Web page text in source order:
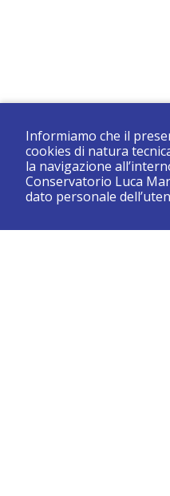
registrati e resta aggiornato su
Informiamo che il
cookies di natura
la navigazione
Conservatorio Luca
dato personale